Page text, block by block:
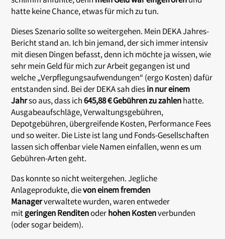
hatte keine Chance, etwas für mich zu tun.
Dieses Szenario sollte so weitergehen. Mein DEKA Jahres-
Bericht stand an. Ich bin jemand, der sich immer intensiv
mit diesen Dingen befasst, denn ich möchte ja wissen, wie
sehr mein Geld für mich zur Arbeit gegangen ist und
welche „Verpflegungsaufwendungen“ (ergo Kosten) dafür
entstanden sind. Bei der DEKA sah diesin nur einem
Jahrso aus, dass ich645,88 € Gebühren zu zahlenhatte.
Ausgabeaufschläge, Verwaltungsgebühren,
Depotgebühren, übergreifende Kosten, Performance Fees
und so weiter. Die Liste ist lang und Fonds-Gesellschaften
lassen sich offenbar viele Namen einfallen, wenn es um
Gebühren-Arten geht.
Das konnte so nicht weitergehen. Jegliche
Anlageprodukte, dievon einem fremden
Managerverwaltete wurden, waren entweder
mitgeringen Renditenoderhohen Kostenverbunden
(oder sogar beidem).